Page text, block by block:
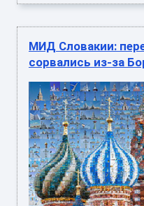
МИД Словакии:
сорвались из-за